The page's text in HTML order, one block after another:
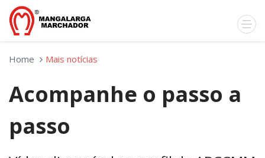
Home Mais notícias
Acompanhe o passo a
passo